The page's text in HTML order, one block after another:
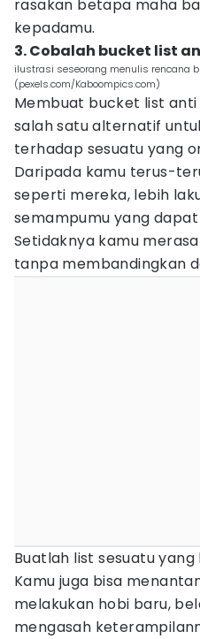
rasakan betapa maha
kepadamu.
3. Cobalah bucket list
ilustrasi seseorang menulis rencana
(pexels.com/Kaboompics.com)
Membuat bucket list
salah satu alternatif
terhadap sesuatu yang
Daripada kamu terus-
seperti mereka, lebih
semampumu yang
Setidaknya kamu
tanpa membandingkan
Buatlah list sesuatu yang
Kamu juga bisa
melakukan hobi baru,
mengasah